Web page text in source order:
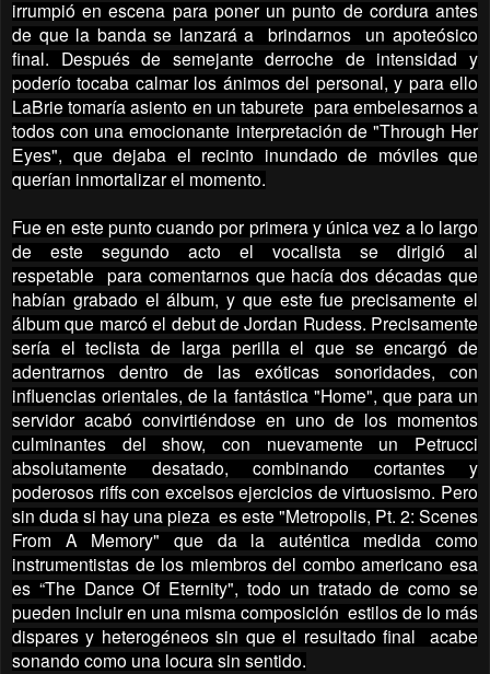
irrumpió en escena para poner un punto de cordura antes
de que la banda se lanzará a brindarnos un apoteósico
final. Después de semejante derroche de intensidad y
poderío tocaba calmar los ánimos del personal, y para ello
LaBrie tomaría asiento en un taburete para embelesarnos a
todos con una emocionante interpretación de "Through Her
Eyes", que dejaba el recinto inundado de móviles que
querían inmortalizar el momento.
Fue en este punto cuando por primera y única vez a lo largo
de este segundo acto el vocalista se dirigió al
respetable para comentarnos que hacía dos décadas que
habían grabado el álbum, y que este fue precisamente el
álbum que marcó el debut de Jordan Rudess. Precisamente
sería el teclista de larga perilla el que se encargó de
adentrarnos dentro de las exóticas sonoridades, con
influencias orientales, de la fantástica "Home", que para un
servidor acabó convirtiéndose en uno de los momentos
culminantes del show, con nuevamente un Petrucci
absolutamente desatado, combinando cortantes y
poderosos riffs con excelsos ejercicios de virtuosismo. Pero
sin duda si hay una pieza es este "Metropolis, Pt. 2: Scenes
From A Memory" que da la auténtica medida como
instrumentistas de los miembros del combo americano esa
es “The Dance Of Eternity", todo un tratado de como se
pueden incluir en una misma composición estilos de lo más
dispares y heterogéneos sin que el resultado final acabe
sonando como una locura sin sentido.